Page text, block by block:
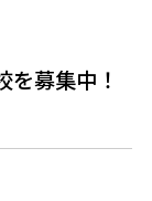
募集中！